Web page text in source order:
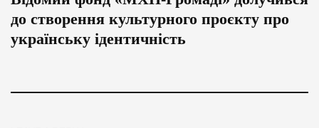
до створення культурного проєкту про
українську ідентичність